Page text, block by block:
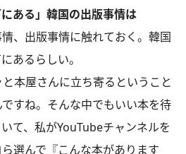
にある」韓国の出版事情は
、出版事情に触れておく。韓国
あるらしい。
と本屋さんに立ち寄るということ
すね。そんな中でもいい本を待
て、私がYouTubeチャンネルを
選んで『こんな本があります